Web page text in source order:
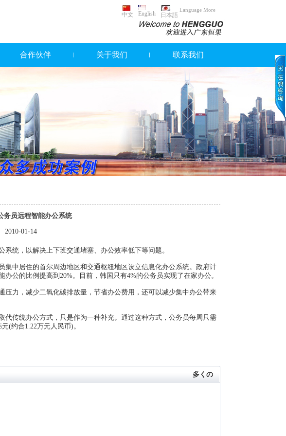
中文 English 日本語
Language More
合作伙伴 关于我们 联系我们
务员远程智能办公系统
2010-01-14
统，以解决上下班交通堵塞、办公效率低下等问题。
中居住的首尔周边地区和交通枢纽地区设立信息化办公系统。政府计
公的比例提高到20%。目前，韩国只有4%的公务员实现了在家办公。
力，减少二氧化碳排放量，节省办公费用，还可以减少集中办公带来
传统办公方式，只是作为一种补充。通过这种方式，公务员每周只需
(约合1.22万元人民币)。
多くの